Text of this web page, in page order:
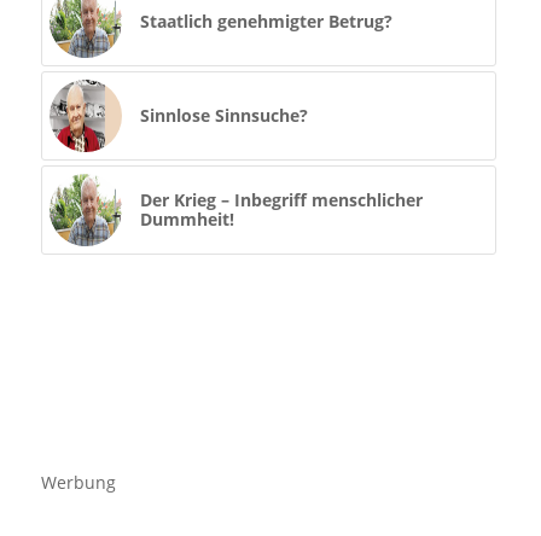
Staatlich genehmigter Betrug?
Sinnlose Sinnsuche?
Der Krieg – Inbegriff menschlicher
Dummheit!
Werbung